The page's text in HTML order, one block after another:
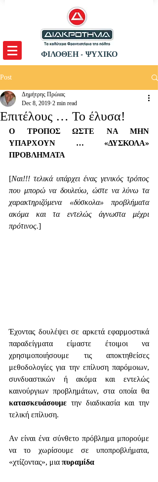
ΦΙΛΟΘΕΗ - ΨΥΧΙΚΟ
Post
Επιτέλους … Το έλυσα!
Δημήτρης Πρώιας
Dec 8, 2019 2 min read
Ο ΤΡΟΠΟΣ ΩΣΤΕ ΝΑ ΜΗΝ
ΥΠΑΡΧΟΥΝ … «ΔΥΣΚΟΛΑ»
ΠΡΟΒΛΗΜΑΤΑ
[Ναι!!! τελικά υπάρχει ένας γενικός τρόπος
που μπορώ να δουλεύω, ώστε να λύνω τα
χαρακτηριζόμενα «δύσκολα» προβλήματα
ακόμα και τα εντελώς άγνωστα μέχρι
πρότινος.]
Έχοντας δουλέψει σε αρκετά εφαρμοστικά
παραδείγματα είμαστε έτοιμοι να
χρησιμοποιήσουμε τις αποκτηθείσες
μεθοδολογίες για την επίλυση παρόμοιων,
συνδυαστικών ή ακόμα και εντελώς
κατασκευάσουμε την διαδικασία και την
τελική επίλυση.
Αν είναι ένα σύνθετο πρόβλημα μπορούμε
να το χωρίσουμε σε υποπροβλήματα,
«χτίζοντας», μια πυραμίδα